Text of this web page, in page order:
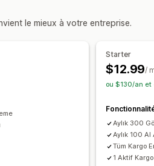
la marque
Mises à jour des commandes
le mieux à votre entreprise.
Starter
$12.99/
ou $130/an et
Aylık 300
Aylık 100
Tüm Kargo
1 Aktif